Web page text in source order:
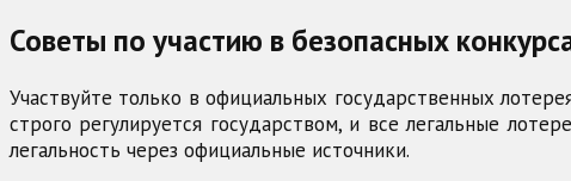
Советы по участию в безопасных
Участвуйте только в официальных государственных
строго регулируется государством, и все легальные
легальность через официальные источники.